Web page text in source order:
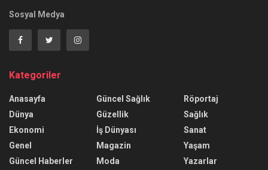
Sosyal Medya
Kategoriler
Anasayfa
Dünya
Ekonomi
Genel
Güncel Haberler
Güncel Sağlık
Güzellik
İş Dünyası
Magazin
Moda
Röportaj
Sağlık
Sanat
Yaşam
Yazarlar